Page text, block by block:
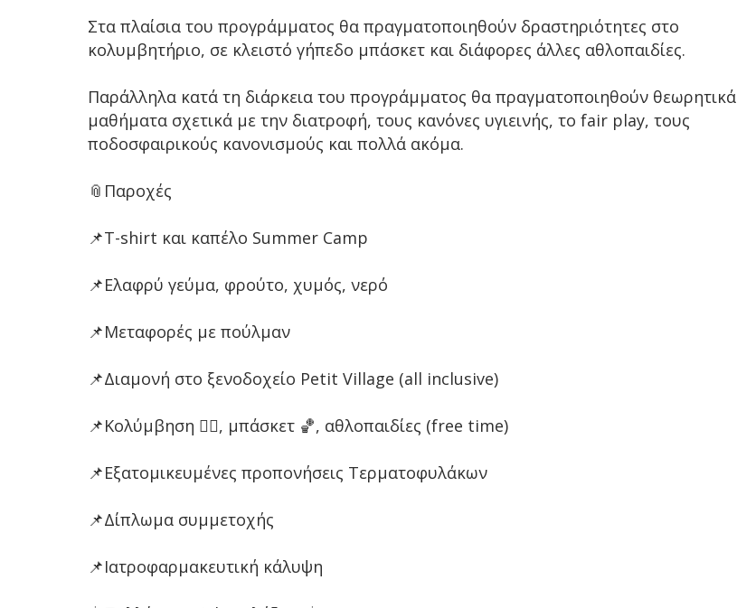
Στα πλαίσια του προγράμματος θα πραγματοποιηθούν δραστηριότητες στο
κολυμβητήριο, σε κλειστό γήπεδο μπάσκετ και διάφορες άλλες αθλοπαιδίες.
Παράλληλα κατά τη διάρκεια του προγράμματος θα πραγματοποιηθούν θεωρητικά
μαθήματα σχετικά με την διατροφή, τους κανόνες υγιεινής, το fair play, τους
ποδοσφαιρικούς κανονισμούς και πολλά ακόμα.
📎Παροχές
📌T-shirt και καπέλο Summer Camp
📌Ελαφρύ γεύμα, φρούτο, χυμός, νερό
📌Μεταφορές με πούλμαν
📌Διαμονή στο ξενοδοχείο Petit Village (all inclusive)
📌Κολύμβηση 🏊‍♂️, μπάσκετ 🏀, αθλοπαιδίες (free time)
📌Εξατομικευμένες προπονήσεις Τερματοφυλάκων
📌Δίπλωμα συμμετοχής
📌Ιατροφαρμακευτική κάλυψη